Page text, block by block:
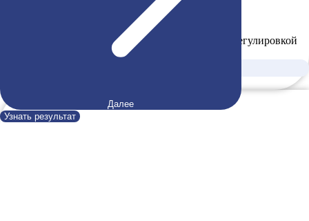
Далее
Узнать результат
Вертикальные жалюзи
Удобное решение для офисов и домов с плавной регулировкой